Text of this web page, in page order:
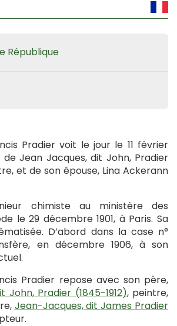
République
Pradier voit le jour le 11 février
de Jean Jacques, dit John, Pradier
et de son épouse, Lina Ackerann
chimiste au ministère des
le 29 décembre 1901, à Paris. Sa
D’abord dans la case n°
en décembre 1906, à son
Pradier repose avec son père,
John, Pradier (1845-1912), peintre,
Jean-Jacques, dit James Pradier